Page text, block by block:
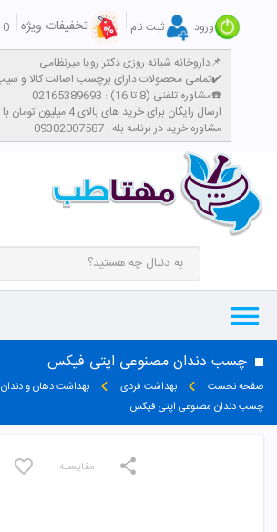
ورود ثبت نام تخفیفات ویژه 0
داروخانه شبانه روزی دکتر رویا میرنظامی📌
تمامی محصولات دارای برچسب اصالت کالا و سیب سلامت میباشند✔️
مشاوره تلفنی (8 تا 16) : 02165389693☎️
​ارسال رایگان برای خرید های بالای 4 میلیون تومان با پست پیشتاز
مشاوره خرید در برنامه بله : 09302007587
چسب دندان مصنوعی اپتی فیکس
صفحه نخست بهداشت فردی بهداشت دهان و دندان
چسب دندان مصنوعی اپتی فیکس
مقایسـه